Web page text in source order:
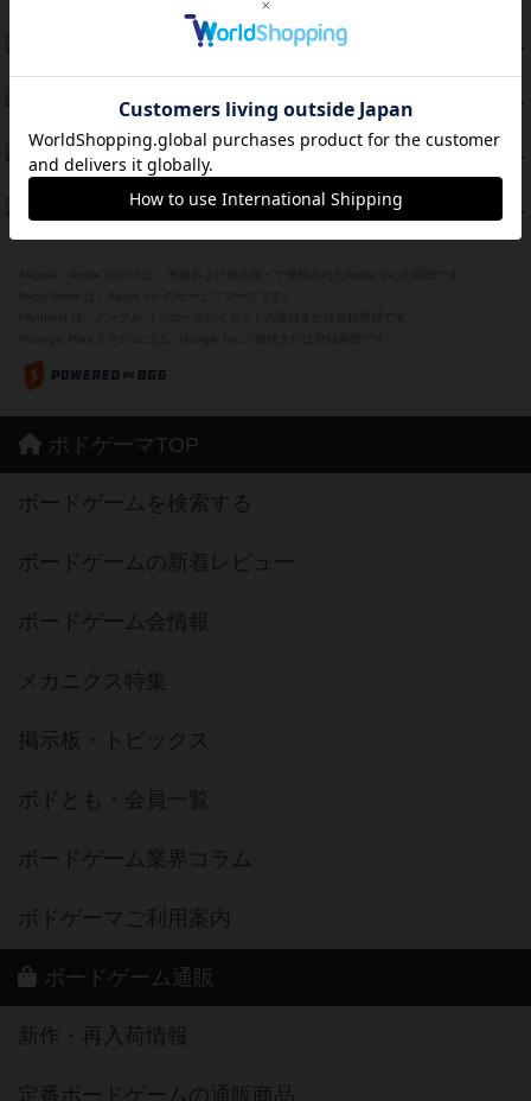
PT
Bitter End ブタペスト救出作戦
PT
紹介文なし 1件の投稿
PT
ザ・フラッフィー・ライト
紹介文なし 0件の投稿
39 PT
ふたつの城の物語
ボドゲーマTOP
ボードゲームを検索する
ボードゲームの新着レビュー
ボードゲーム会情報
メカニクス特集
掲示板・トピックス
ボドとも・会員一覧
ボードゲーム業界コラム
ボドゲーマご利用案内
ボードゲーム通販
新作・再入荷情報
定番ボードゲームの通販商品